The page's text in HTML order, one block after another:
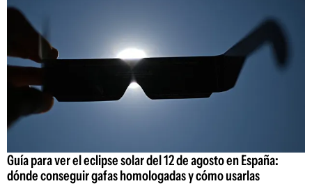
Guía para ver el eclipse solar del 12 de agosto en España:
dónde conseguir gafas homologadas y cómo usarlas